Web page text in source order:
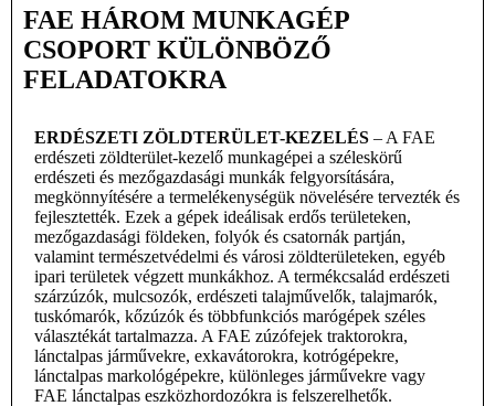
FAE HÁROM MUNKAGÉP
CSOPORT KÜLÖNBÖZŐ
FELADATOKRA
ERDÉSZETI ZÖLDTERÜLET-KEZELÉS – A FAE
erdészeti zöldterület-kezelő munkagépei a széleskörű
erdészeti és mezőgazdasági munkák felgyorsítására,
megkönnyítésére a termelékenységük növelésére tervezték és
fejlesztették. Ezek a gépek ideálisak erdős területeken,
mezőgazdasági földeken, folyók és csatornák partján,
valamint természetvédelmi és városi zöldterületeken, egyéb
ipari területek végzett munkákhoz. A termékcsalád erdészeti
szárzúzók, mulcsozók, erdészeti talajművelők, talajmarók,
tuskómarók, kőzúzók és többfunkciós marógépek széles
választékát tartalmazza. A FAE zúzófejek traktorokra,
lánctalpas járművekre, exkavátorokra, kotrógépekre,
lánctalpas markológépekre, különleges járművekre vagy
FAE lánctalpas eszközhordozókra is felszerelhetők.